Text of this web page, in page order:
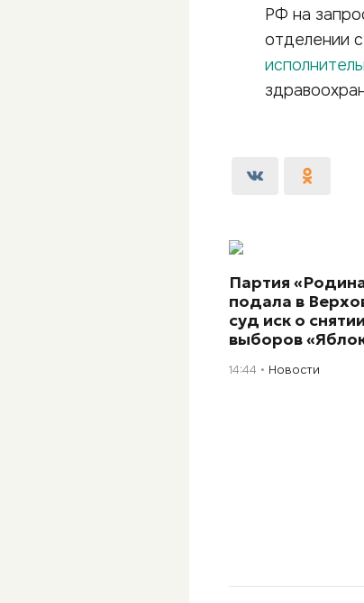
РФ на
отделении
Партия
подала в
суд иск о
выборов
14:44 Новости